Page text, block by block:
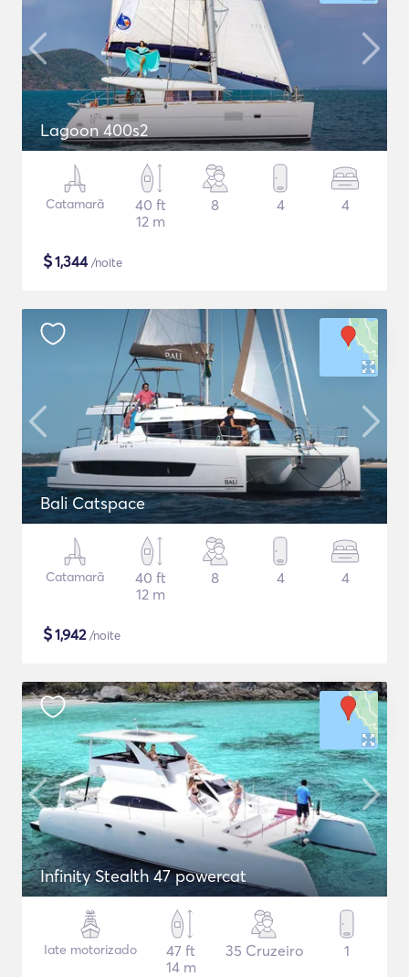
Lagoon 400s2
Catamarã
40 ft
12 m
8 4 4
$1,344/noite
Bali Catspace
Catamarã
40 ft
12 m
8 4 4
$1,942/noite
Infinity Stealth 47 powercat
Iate motorizado
47 ft
14 m
35 Cruzeiro 1